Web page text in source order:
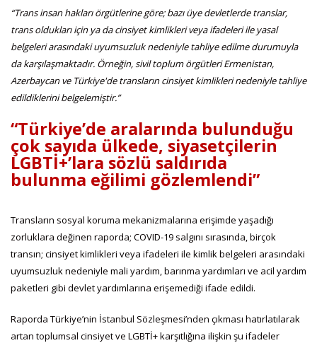
“Trans insan hakları örgütlerine göre; bazı üye devletlerde translar,
trans oldukları için ya da cinsiyet kimlikleri veya ifadeleri ile yasal
belgeleri arasındaki uyumsuzluk nedeniyle tahliye edilme durumuyla
da karşılaşmaktadır. Örneğin, sivil toplum örgütleri Ermenistan,
Azerbaycan ve Türkiye'de transların cinsiyet kimlikleri nedeniyle tahliye
edildiklerini belgelemiştir.”
“Türkiye’de aralarında bulunduğu
çok sayıda ülkede, siyasetçilerin
LGBTİ+’lara sözlü saldırıda
bulunma eğilimi gözlemlendi”
Transların sosyal koruma mekanizmalarına erişimde yaşadığı
zorluklara değinen raporda; COVID-19 salgını sırasında, birçok
transın; cinsiyet kimlikleri veya ifadeleri ile kimlik belgeleri arasındaki
uyumsuzluk nedeniyle mali yardım, barınma yardımları ve acil yardım
paketleri gibi devlet yardımlarına erişemediği ifade edildi.
Raporda Türkiye’nin İstanbul Sözleşmesi’nden çıkması hatırlatılarak
artan toplumsal cinsiyet ve LGBTİ+ karşıtlığına ilişkin şu ifadeler